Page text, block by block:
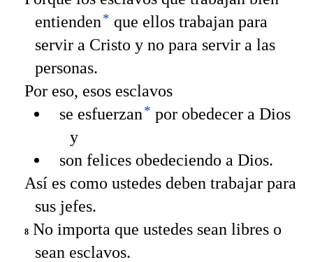
entienden* que ellos trabajan para
servir a Cristo y no para servir a las
personas.
Por eso, esos esclavos
se esfuerzan* por obedecer a Dios
y
son felices obedeciendo a Dios.
Así es como ustedes deben trabajar para
sus jefes.
8 No importa que ustedes sean libres o
sean esclavos.